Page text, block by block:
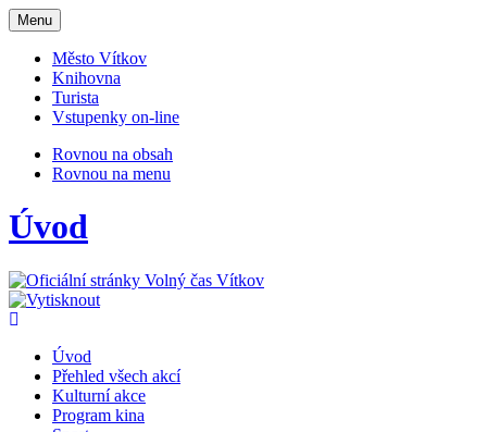
Otevřit
navigaci
Menu
Město Vítkov
Knihovna
Turista
Vstupenky on-line
Rovnou na obsah
Rovnou na menu
Úvod
Úvod
Přehled všech akcí
Kulturní akce
Program kina